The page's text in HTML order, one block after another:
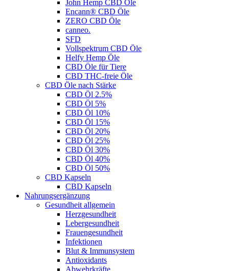
John Hemp CBD Öle
Encann® CBD Öle
ZERO CBD Öle
canneo.
SFD
Vollspektrum CBD Öle
Helfy Hemp Öle
CBD Öle für Tiere
CBD THC-freie Öle
CBD Öle nach Stärke
CBD Öl 2.5%
CBD Öl 5%
CBD Öl 10%
CBD Öl 15%
CBD Öl 20%
CBD Öl 25%
CBD Öl 30%
CBD Öl 40%
CBD Öl 50%
CBD Kapseln
CBD Kapseln
Nahrungsergänzung
Gesundheit allgemein
Herzgesundheit
Lebergesundheit
Frauengesundheit
Infektionen
Blut & Immunsystem
Antioxidants
Abwehrkräfte